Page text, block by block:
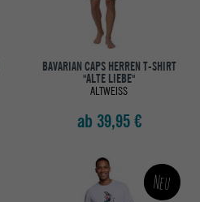
BAVARIAN CAPS HERREN T-SHIRT
"ALTE LIEBE"
ALTWEISS
ab 39,95 €
Neu